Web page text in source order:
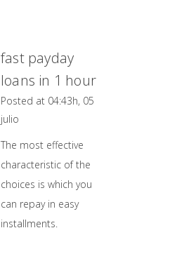
fast payday
loans in 1 hour
Posted at 04:43h, 05
julio
The most effective
characteristic of the
choices is which you
can repay in easy
installments.